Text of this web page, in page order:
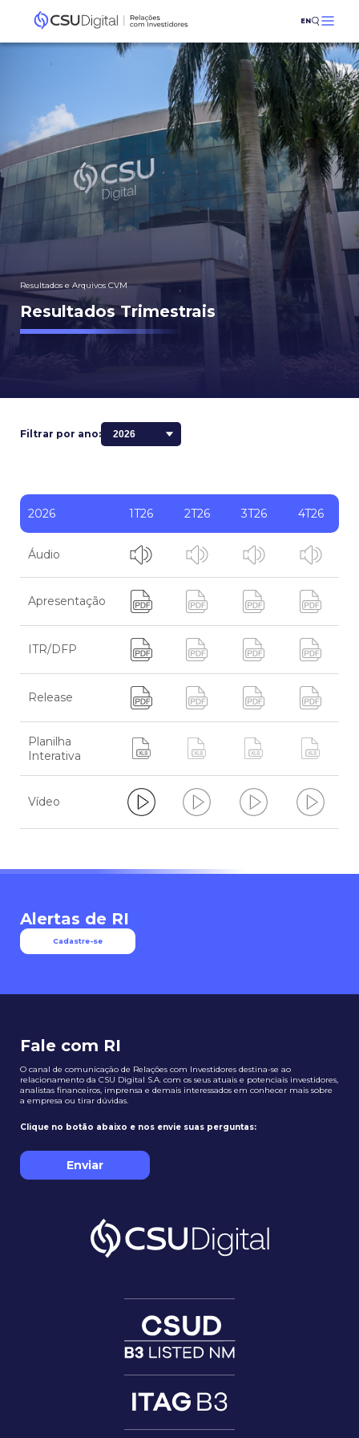
EN
Resultados e Arquivos CVM
Resultados Trimestrais
Filtrar por ano:
2026 1T26 2T26 3T26 4T26
Áudio
Apresentação
ITR/DFP
Release
Planilha
Interativa
Vídeo
Alertas de RI
Cadastre-se
Fale com RI
O canal de comunicação de Relações com Investidores destina-se ao
relacionamento da CSU Digital S.A. com os seus atuais e potenciais investidores,
analistas financeiros, imprensa e demais interessados em conhecer mais sobre
a empresa ou tirar dúvidas.
Clique no botão abaixo e nos envie suas perguntas:
Enviar